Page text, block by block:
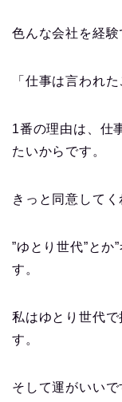
色んな会社を経
「仕事は言われ
1番の理由は、仕
たいからです。
きっと同意して
”ゆとり世代”とか
す。
私はゆとり世代
す。
そして運がいい